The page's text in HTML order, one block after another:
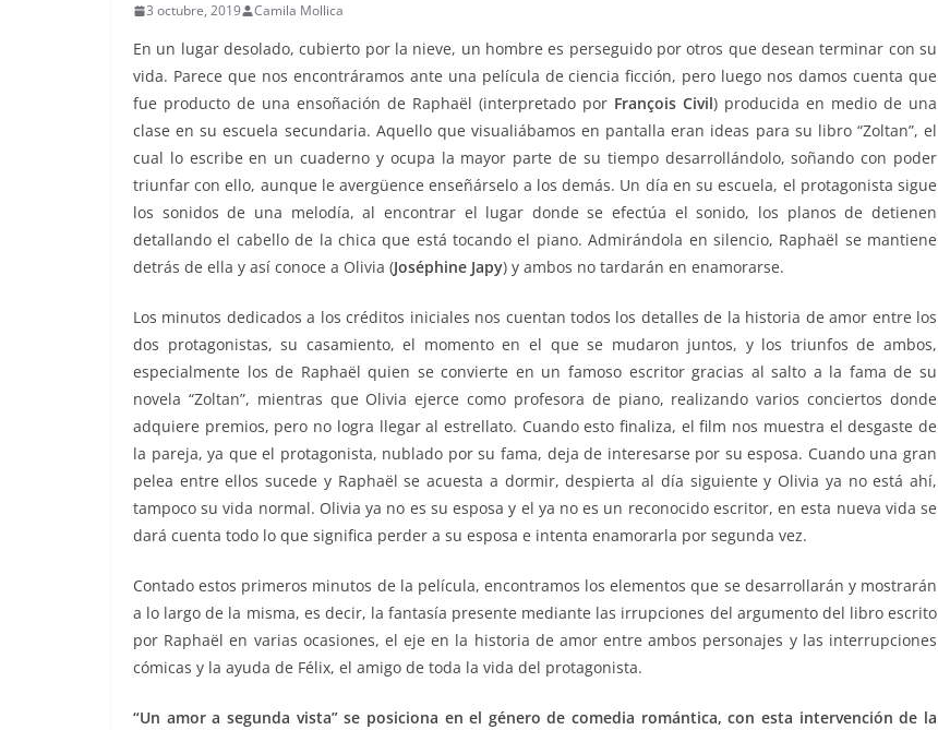
3 octubre, 2019 Camila Mollica
En un lugar desolado, cubierto por la nieve, un hombre es perseguido por otros que desean terminar con su
vida. Parece que nos encontráramos ante una película de ciencia ficción, pero luego nos damos cuenta que
fue producto de una ensoñación de Raphaël (interpretado por François Civil) producida en medio de una
clase en su escuela secundaria. Aquello que visualiábamos en pantalla eran ideas para su libro “Zoltan”, el
cual lo escribe en un cuaderno y ocupa la mayor parte de su tiempo desarrollándolo, soñando con poder
triunfar con ello, aunque le avergüence enseñárselo a los demás. Un día en su escuela, el protagonista sigue
los sonidos de una melodía, al encontrar el lugar donde se efectúa el sonido, los planos de detienen
detallando el cabello de la chica que está tocando el piano. Admirándola en silencio, Raphaël se mantiene
detrás de ella y así conoce a Olivia (Joséphine Japy) y ambos no tardarán en enamorarse.
Los minutos dedicados a los créditos iniciales nos cuentan todos los detalles de la historia de amor entre los
dos protagonistas, su casamiento, el momento en el que se mudaron juntos, y los triunfos de ambos,
especialmente los de Raphaël quien se convierte en un famoso escritor gracias al salto a la fama de su
novela “Zoltan”, mientras que Olivia ejerce como profesora de piano, realizando varios conciertos donde
adquiere premios, pero no logra llegar al estrellato. Cuando esto finaliza, el film nos muestra el desgaste de
la pareja, ya que el protagonista, nublado por su fama, deja de interesarse por su esposa. Cuando una gran
pelea entre ellos sucede y Raphaël se acuesta a dormir, despierta al día siguiente y Olivia ya no está ahí,
tampoco su vida normal. Olivia ya no es su esposa y el ya no es un reconocido escritor, en esta nueva vida se
dará cuenta todo lo que significa perder a su esposa e intenta enamorarla por segunda vez.
Contado estos primeros minutos de la película, encontramos los elementos que se desarrollarán y mostrarán
a lo largo de la misma, es decir, la fantasía presente mediante las irrupciones del argumento del libro escrito
por Raphaël en varias ocasiones, el eje en la historia de amor entre ambos personajes y las interrupciones
cómicas y la ayuda de Félix, el amigo de toda la vida del protagonista.
“Un amor a segunda vista” se posiciona en el género de comedia romántica, con esta intervención de la